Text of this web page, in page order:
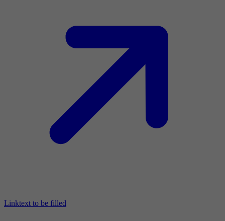
Linktext to be filled